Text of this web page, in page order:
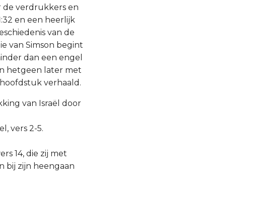
de verdrukkers en
en een heerlijk
van de
van Simson begint
dan een engel
hetgeen later met
verhaald.
van Israël door
vers 2-5.
14, die zij met
bij zijn heengaan